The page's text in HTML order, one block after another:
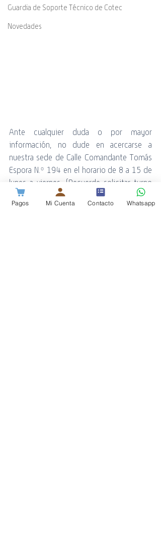
Guardia de Soporte Técnico de Cotec
Novedades
Ante cualquier duda o por mayor
información, no dude en acercarse a
nuestra sede de Calle Comandante Tomás
Espora N.º 194 en el horario de 8 a 15 de
lunes a viernes, (Recuerde solicitar turno
previamente), también podrá contactarse
telefónicamente al Call Center COTECAL
Pagos Mi Cuenta Contacto Whatsapp